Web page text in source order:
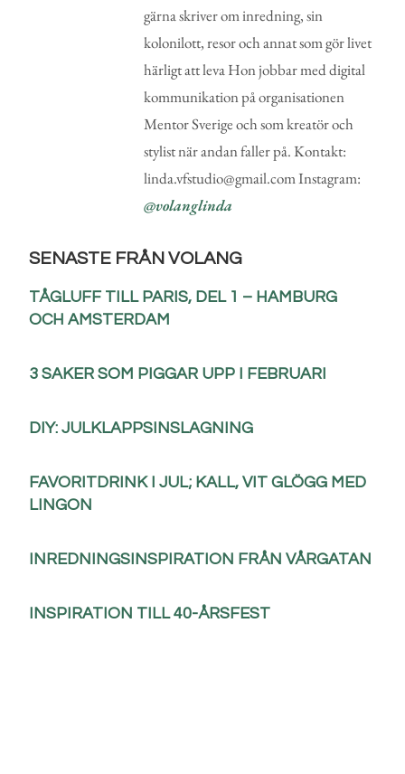
gärna skriver om inredning, sin
kolonilott, resor och annat som gör livet
härligt att leva Hon jobbar med digital
kommunikation på organisationen
Mentor Sverige och som kreatör och
stylist när andan faller på. Kontakt:
linda.vfstudio@gmail.com Instagram:
@volanglinda
SENASTE FRÅN VOLANG
TÅGLUFF TILL PARIS, DEL 1 – HAMBURG
OCH AMSTERDAM
3 SAKER SOM PIGGAR UPP I FEBRUARI
DIY: JULKLAPPSINSLAGNING
FAVORITDRINK I JUL; KALL, VIT GLÖGG MED
LINGON
INREDNINGSINSPIRATION FRÅN VÅRGATAN
INSPIRATION TILL 40-ÅRSFEST